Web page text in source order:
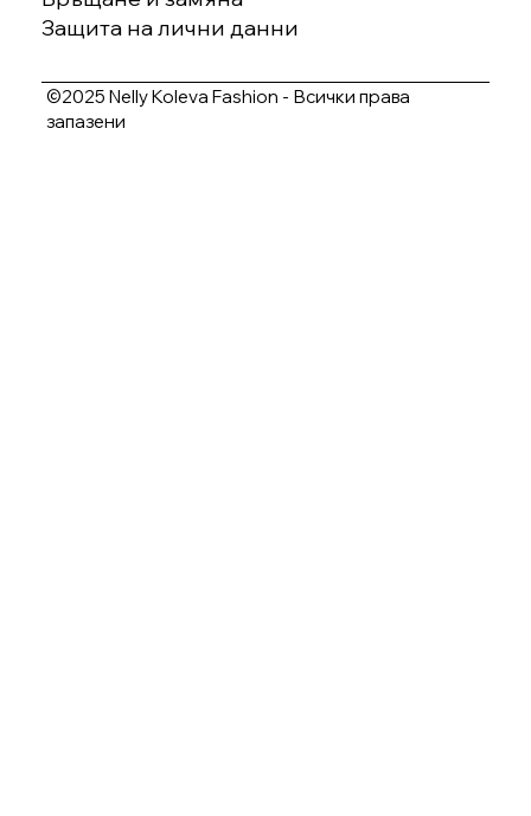
Защита на лични данни
©2025 Nelly Koleva Fashion - Всички права
запазени